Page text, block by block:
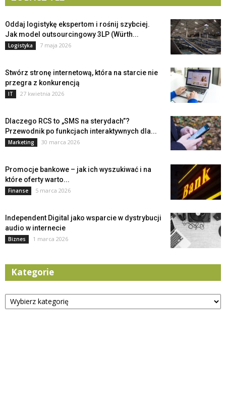
Oddaj logistykę ekspertom i rośnij szybciej.
Jak model outsourcingowy 3LP (Würth...
Logistyka 7 maja 2026
Stwórz stronę internetową, która na starcie nie
przegra z konkurencją
IT 27 kwietnia 2026
Dlaczego RCS to „SMS na sterydach”?
Przewodnik po funkcjach interaktywnych dla...
Marketing 30 marca 2026
Promocje bankowe – jak ich wyszukiwać i na
które oferty warto...
Finanse 5 marca 2026
Independent Digital jako wsparcie w dystrybucji
audio w internecie
Biznes 1 marca 2026
Kategorie
Kategorie